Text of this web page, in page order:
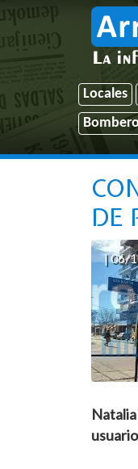
Locales
DE
| 06/